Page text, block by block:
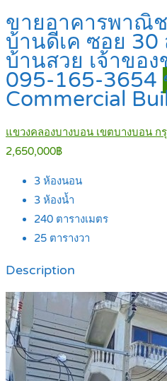
ขายอาคารพาณิ
บ้านดีเค ซอย 30
บ้านสวย เจ้าของ
095-165-3654
Commercial
แขวงคลองบางบอน เขตบางบอน ก
2,650,000฿
3 ห้องนอน
3 ห้องน้ำ
240 ตารางเมตร
25 ตารางวา
Description